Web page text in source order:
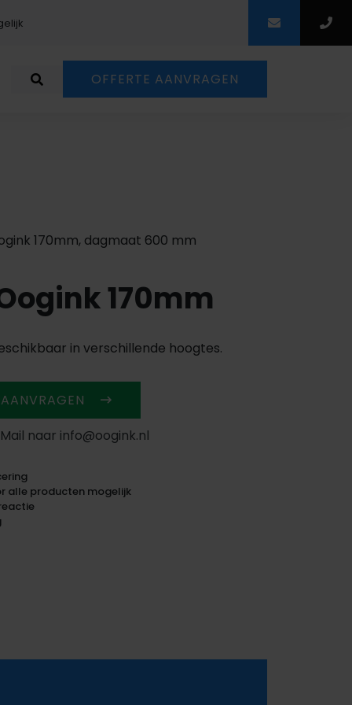
Scherpe
OFFERTE AANVRAGEN
170mm, dagmaat 600 mm
170mm
in verschillende hoogtes.
naar info@oogink.nl
alle producten mogelijk